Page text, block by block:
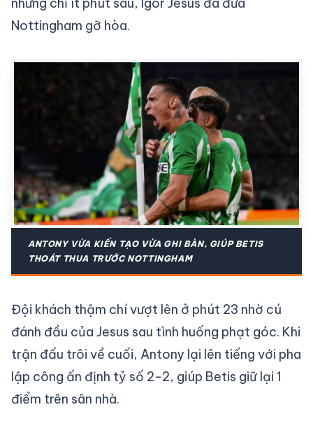
Nottingham gỡ hòa.
ANTONY VỪA KIẾN TẠO VỪA GHI BÀN, GIÚP BETIS
THOÁT THUA TRƯỚC NOTTINGHAM
Đội khách thậm chí vượt lên ở phút 23 nhờ cú
đánh đầu của Jesus sau tình huống phạt góc. Khi
trận đấu trôi về cuối, Antony lại lên tiếng với pha
lập công ấn định tỷ số 2-2, giúp Betis giữ lại 1
điểm trên sân nhà.